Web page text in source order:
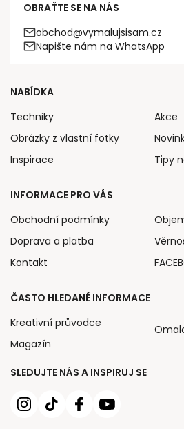
OBRAŤTE SE NA NÁS
obchod@vymalujsisam.cz
Napište nám na WhatsApp
SLEDUJTE NÁS A INSPIRUJ SE
NABÍDKA
Techniky
Obrázky z vlastní fotky
Inspirace
Akce
Tipy
INFORMACE PRO VÁS
Obchodní podmínky
Doprava a platba
Kontakt
ČASTO HLEDANÉ INFORMACE
Kreativní průvodce
Magazín